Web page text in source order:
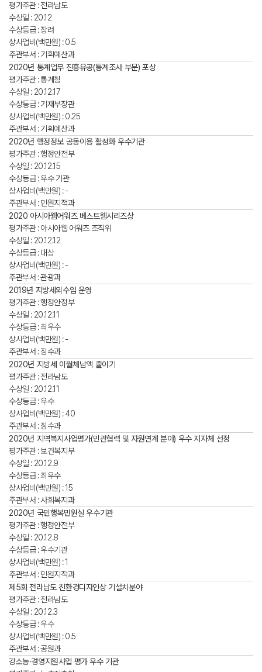
평가주관 : 전라남도
수상일 : 20.12
수상등급 : 장려
상사업비(백만원) : 0.5
주관부서 : 기획예산과
2020년 통계업무 진흥유공(통계조사 부문) 포상
평가주관 : 통계청
수상일 : 20.12.17
수상등급 : 기재부장관
상사업비(백만원) : 0.25
주관부서 : 기획예산과
2020년 행정정보 공동이용 활성화 우수기관
평가주관 : 행정안전부
수상일 : 20.12.15
수상등급 : 우수 기관
상사업비(백만원) : -
주관부서 : 민원지적과
2020 아시아웹어워즈 베스트웹시리즈상
평가주관 : 아시아웹 어워즈 조직위
수상일 : 20.12.12
수상등급 : 대상
상사업비(백만원) : -
주관부서 : 관광과
2019년 지방세외수입 운영
평가주관 : 행정안정부
수상일 : 20.12.11
수상등급 : 최우수
상사업비(백만원) : -
주관부서 : 징수과
2020년 지방세 이월체납액 줄이기
평가주관 : 전라남도
수상일 : 20.12.11
수상등급 : 우수
상사업비(백만원) : 40
주관부서 : 징수과
2020년 지역복지사업평가(민관협력 및 자원연계 분야) 우수 지자체 선정
평가주관 : 보건복지부
수상일 : 20.12.9
수상등급 : 최우수
상사업비(백만원) : 15
주관부서 : 사회복지과
2020년 국민행복민원실 우수기관
평가주관 : 행정안전부
수상일 : 20.12.8
수상등급 : 우수기관
상사업비(백만원) : 1
주관부서 : 민원지적과
제5회 전라남도 친환경디자인상 기설치분야
평가주관 : 전라남도
수상일 : 20.12.3
수상등급 : 우수
상사업비(백만원) : 0.5
주관부서 : 공원과
강소농·경영지원사업 평가 우수 기관